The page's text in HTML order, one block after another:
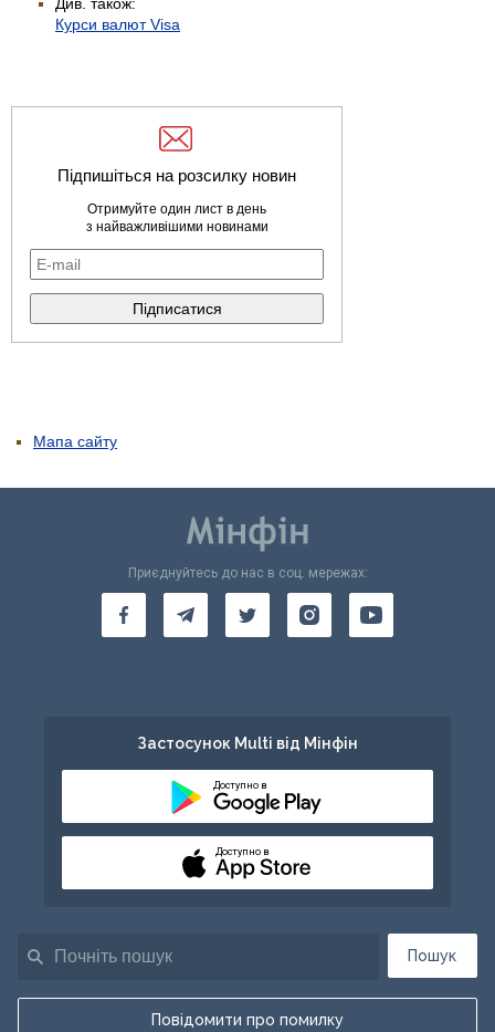
Курси валют Visa
Підпишіться на розсилку новин
Отримуйте один лист в день
з найважливішими новинами
Мапа сайту
Пошук
Повідомити про помилку
Приєднуйтесь до нас в соц. мережах:
Застосунок Multi від Мінфін
Доступно в
Доступно в